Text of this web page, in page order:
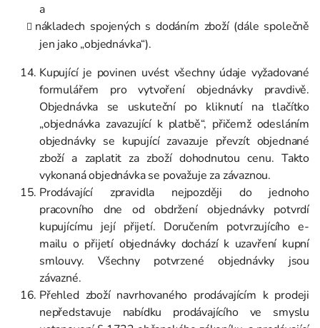
a
nákladech spojených s dodáním zboží (dále společně
jen jako „objednávka“).
Kupující je povinen uvést všechny údaje vyžadované
formulářem pro vytvoření objednávky pravdivě.
Objednávka se uskuteční po kliknutí na tlačítko
„objednávka zavazující k platbě“, přičemž odesláním
objednávky se kupující zavazuje převzít objednané
zboží a zaplatit za zboží dohodnutou cenu. Takto
vykonaná objednávka se považuje za závaznou.
Prodávající zpravidla nejpozději do jednoho
pracovního dne od obdržení objednávky potvrdí
kupujícímu její přijetí. Doručením potvrzujícího e-
mailu o přijetí objednávky dochází k uzavření kupní
smlouvy. Všechny potvrzené objednávky jsou
závazné.
Přehled zboží navrhovaného prodávajícím k prodeji
nepředstavuje nabídku prodávajícího ve smyslu